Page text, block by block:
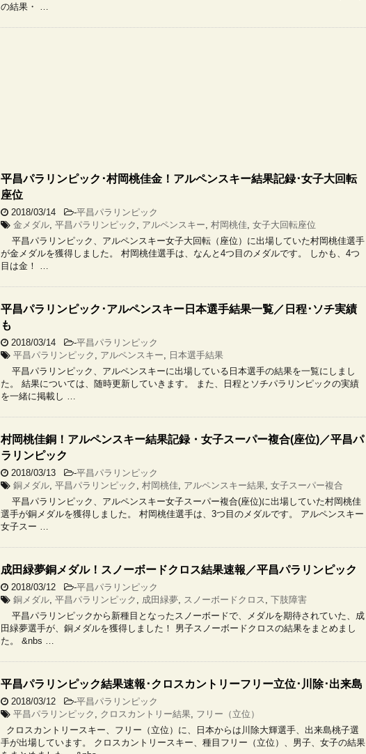
の結果・ …
平昌パラリンピック･村岡桃佳金！アルペンスキー結果記録･女子大回転
座位
2018/03/14 -平昌パラリンピック
金メダル, 平昌パラリンピック , アルペンスキー, 村岡桃佳, 女子大回転座位
平昌パラリンピック、アルペンスキー女子大回転（座位）に出場していた村岡桃佳選手
が金メダルを獲得しました。 村岡桃佳選手は、なんと4つ目のメダルです。 しかも、4つ
目は金！ …
平昌パラリンピック･アルペンスキー日本選手結果一覧／日程･ソチ実績
も
2018/03/14 -平昌パラリンピック
平昌パラリンピック , アルペンスキー, 日本選手結果
平昌パラリンピック、アルペンスキーに出場している日本選手の結果を一覧にしまし
た。 結果については、随時更新していきます。 また、日程とソチパラリンピックの実績
を一緒に掲載し …
村岡桃佳銅！アルペンスキー結果記録・女子スーパー複合(座位)／平昌パ
ラリンピック
2018/03/13 -平昌パラリンピック
銅メダル, 平昌パラリンピック , 村岡桃佳, アルペンスキー結果, 女子スーパー複合
平昌パラリンピック、アルペンスキー女子スーパー複合(座位)に出場していた村岡桃佳
選手が銅メダルを獲得しました。 村岡桃佳選手は、3つ目のメダルです。 アルペンスキー
女子スー …
成田緑夢銅メダル！スノーボードクロス結果速報／平昌パラリンピック
2018/03/12 -平昌パラリンピック
銅メダル, 平昌パラリンピック , 成田緑夢, スノーボードクロス , 下肢障害
平昌パラリンピックから新種目となったスノーボードで、メダルを期待されていた、成
田緑夢選手が、銅メダルを獲得しました！ 男子スノーボードクロスの結果をまとめまし
た。 &nbs …
平昌パラリンピック結果速報･クロスカントリーフリー立位･川除･出来島
2018/03/12 -平昌パラリンピック
平昌パラリンピック , クロスカントリー結果, フリー（立位）
クロスカントリースキー、フリー（立位）に、日本からは川除大輝選手、出来島桃子選
手が出場しています。 クロスカントリースキー、種目フリー（立位）、男子、女子の結果